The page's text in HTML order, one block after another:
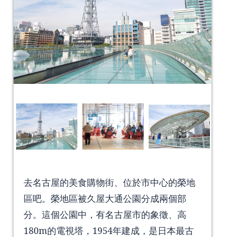
去名古屋的美食購物街、位於市中心的榮地
區吧。榮地區被久屋大通公園分成兩個部
分。這個公園中，有名古屋市的象徵、高
180m的電視塔，1954年建成，是日本最古